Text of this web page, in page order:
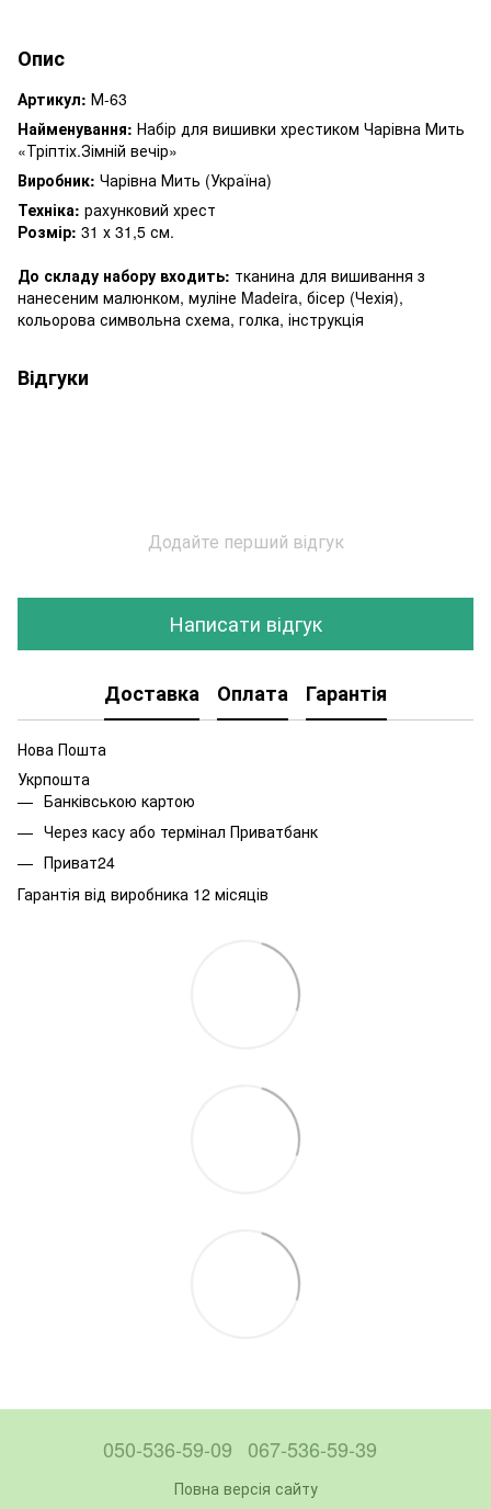
Опис
Артикул: М-63
Найменування: Набір для вишивки хрестиком Чарівна Мить
«Тріптіх.Зімній вечір»
Виробник: Чарівна Мить (Україна)
Техніка: рахунковий хрест
Розмір: 31 х 31,5 см.
До складу набору входить: тканина для вишивання з
нанесеним малюнком, муліне Madeira, бісер (Чехія),
кольорова символьна схема, голка, інструкція
Відгуки
Додайте перший відгук
Написати відгук
Доставка Оплата Гарантія
Нова Пошта
Укрпошта
Банківською картою
Через касу або термінал Приватбанк
Приват24
Гарантія від виробника 12 місяців
050-536-59-09 067-536-59-39
Повна версія сайту